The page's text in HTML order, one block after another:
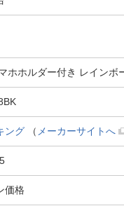
ホホルダー付き レインボ
ング （ メーカーサイトへ
価格